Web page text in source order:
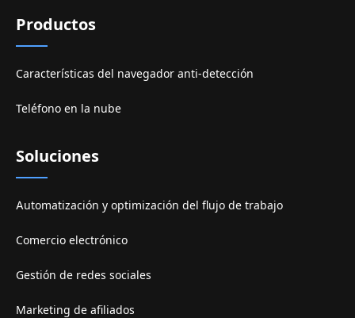
Productos
Características del navegador anti-detección
Teléfono en la nube
Soluciones
Automatización y optimización del flujo de trabajo
Comercio electrónico
Gestión de redes sociales
Marketing de afiliados